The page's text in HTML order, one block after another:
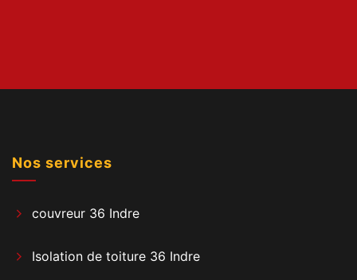
Nos services
couvreur 36 Indre
Isolation de toiture 36 Indre